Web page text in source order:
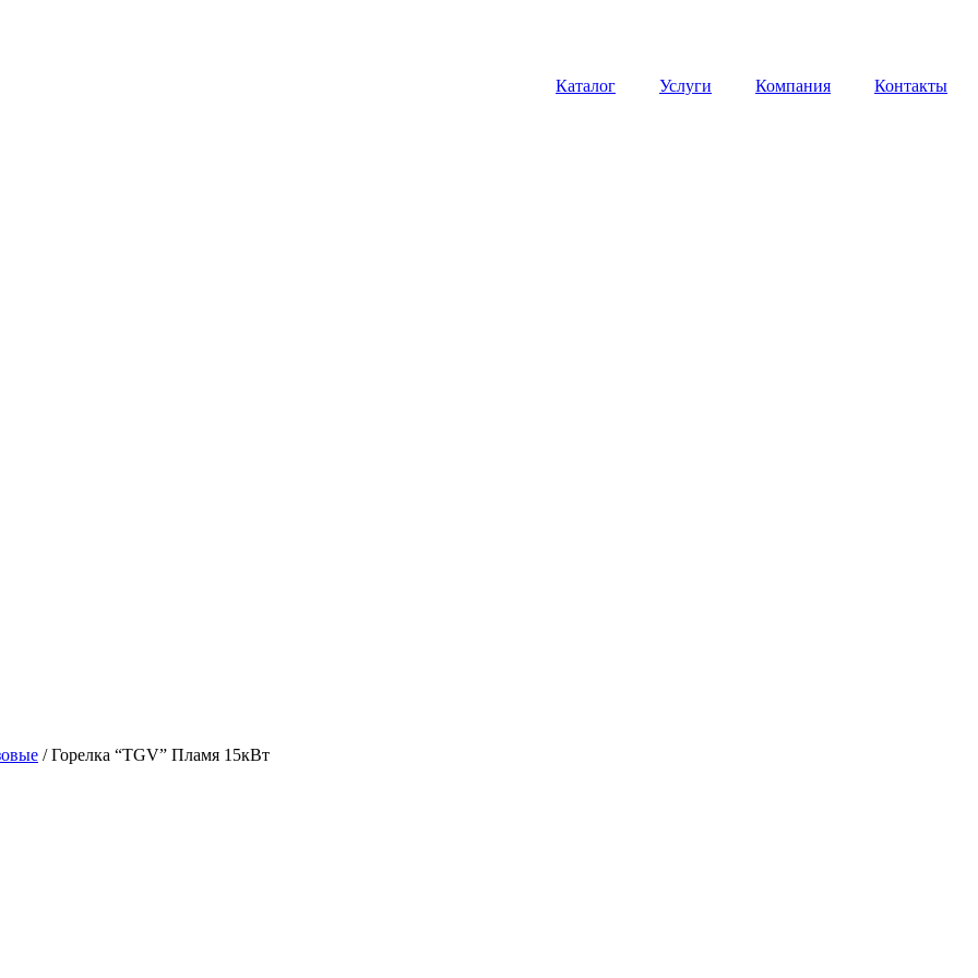
Каталог Услуги Компания Контакты
/ Горелка “TGV” Пламя 15кВт